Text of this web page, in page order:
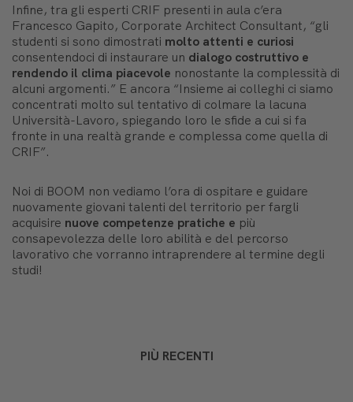
Infine, tra gli esperti CRIF presenti in aula c’era
Francesco Gapito, Corporate Architect Consultant, “gli
studenti si sono dimostrati molto attenti e curiosi
consentendoci di instaurare un dialogo costruttivo e
rendendo il clima piacevole nonostante la complessità di
alcuni argomenti.” E ancora “Insieme ai colleghi ci siamo
concentrati molto sul tentativo di colmare la lacuna
Università-Lavoro, spiegando loro le sfide a cui si fa
fronte in una realtà grande e complessa come quella di
CRIF”.
Noi di BOOM non vediamo l’ora di ospitare e guidare
nuovamente giovani talenti del territorio per fargli
acquisire nuove competenze pratiche e più
consapevolezza delle loro abilità e del percorso
lavorativo che vorranno intraprendere al termine degli
studi!
PIÙ RECENTI